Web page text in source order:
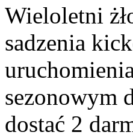
Wieloletni
sadzenia
sezonowym
dostać 2